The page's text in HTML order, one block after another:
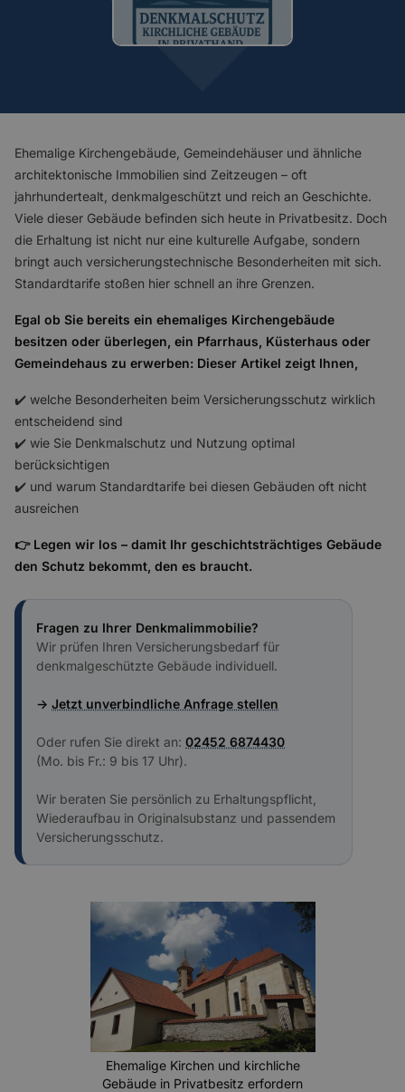
Ehemalige Kirchengebäude, Gemeindehäuser und ähnliche
architektonische Immobilien sind Zeitzeugen – oft
jahrhundertealt, denkmalgeschützt und reich an Geschichte.
Viele dieser Gebäude befinden sich heute in Privatbesitz. Doch
die Erhaltung ist nicht nur eine kulturelle Aufgabe, sondern
bringt auch versicherungstechnische Besonderheiten mit sich.
Standardtarife stoßen hier schnell an ihre Grenzen.
Egal ob Sie bereits ein ehemaliges Kirchengebäude
besitzen oder überlegen, ein Pfarrhaus, Küsterhaus oder
Gemeindehaus zu erwerben: Dieser Artikel zeigt Ihnen,
✔️ welche Besonderheiten beim Versicherungsschutz wirklich
entscheidend sind
✔️ wie Sie Denkmalschutz und Nutzung optimal
berücksichtigen
✔️ und warum Standardtarife bei diesen Gebäuden oft nicht
ausreichen
👉 Legen wir los – damit Ihr geschichtsträchtiges Gebäude
den Schutz bekommt, den es braucht.
Fragen zu Ihrer Denkmalimmobilie?
Wir prüfen Ihren Versicherungsbedarf für
denkmalgeschützte Gebäude individuell.
→ Jetzt unverbindliche Anfrage stellen
Oder rufen Sie direkt an: 02452 6874430
(Mo. bis Fr.: 9 bis 17 Uhr).
Wir beraten Sie persönlich zu Erhaltungspflicht,
Wiederaufbau in Originalsubstanz und passendem
Versicherungsschutz.
Ehemalige Kirchen und kirchliche
Gebäude in Privatbesitz erfordern